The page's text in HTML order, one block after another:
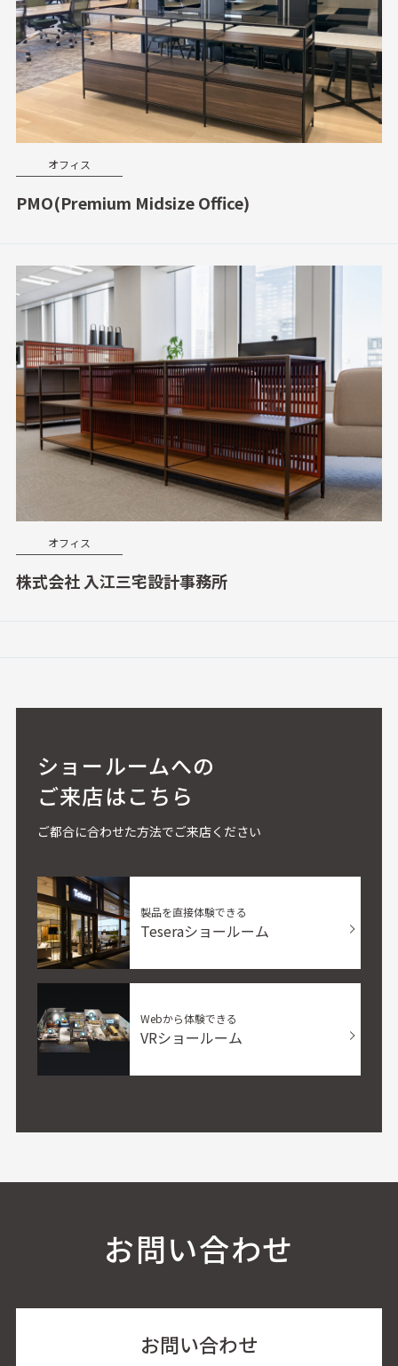
オフィス
PMO(Premium Midsize Office)
オフィス
株式会社 入江三宅設計事務所
ショールームへの
ご来店はこちら
ご都合に合わせた方法でご来店ください
製品を直接体験できる
Teseraショールーム
Webから体験できる
VRショールーム
お問い合わせ
お問い合わせ